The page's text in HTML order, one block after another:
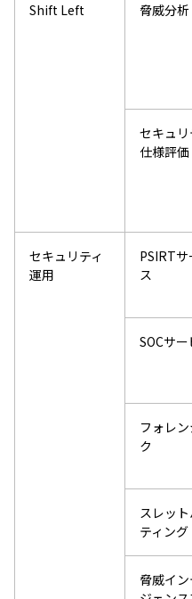
Shift Left 脅威分析
セキュリ
仕様評価
セキュリティ
運用
PSIRTサ
ス
SOCサ
フォレン
ク
スレッ
ティング
脅威イン